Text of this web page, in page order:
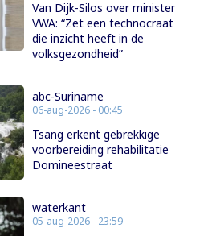
Van Dijk-Silos over minister
VWA: “Zet een technocraat
die inzicht heeft in de
volksgezondheid”
abc-Suriname
06-aug-2026 - 00:45
Tsang erkent gebrekkige
voorbereiding rehabilitatie
Domineestraat
waterkant
05-aug-2026 - 23:59